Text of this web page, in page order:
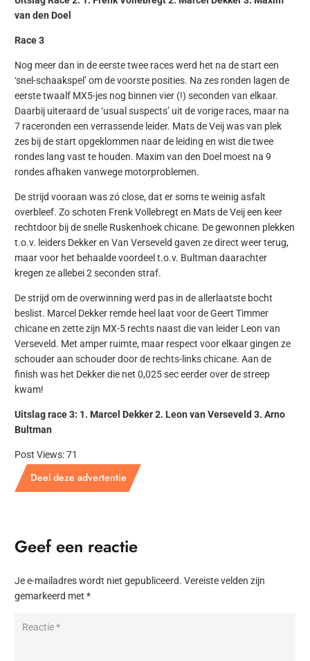
van den Doel
Race 3
Nog meer dan in de eerste twee races werd het na de start een
‘snel-schaakspel’ om de voorste posities. Na zes ronden lagen de
eerste twaalf MX5-jes nog binnen vier (!) seconden van elkaar.
Daarbij uiteraard de ‘usual suspects’ uit de vorige races, maar na
7 raceronden een verrassende leider. Mats de Veij was van plek
zes bij de start opgeklommen naar de leiding en wist die twee
rondes lang vast te houden. Maxim van den Doel moest na 9
rondes afhaken vanwege motorproblemen.
De strijd vooraan was zó close, dat er soms te weinig asfalt
overbleef. Zo schoten Frenk Vollebregt en Mats de Veij een keer
rechtdoor bij de snelle Ruskenhoek chicane. De gewonnen plekken
t.o.v. leiders Dekker en Van Verseveld gaven ze direct weer terug,
maar voor het behaalde voordeel t.o.v. Bultman daarachter
kregen ze allebei 2 seconden straf.
De strijd om de overwinning werd pas in de allerlaatste bocht
beslist. Marcel Dekker remde heel laat voor de Geert Timmer
chicane en zette zijn MX-5 rechts naast die van leider Leon van
Verseveld. Met amper ruimte, maar respect voor elkaar gingen ze
schouder aan schouder door de rechts-links chicane. Aan de
finish was het Dekker die net 0,025 sec eerder over de streep
kwam!
Uitslag race 3: 1. Marcel Dekker 2. Leon van Verseveld 3. Arno
Bultman
Post Views:71
Deel deze advertentie
Geef een reactie
Je e-mailadres wordt niet gepubliceerd. Vereiste velden zijn
gemarkeerd met *